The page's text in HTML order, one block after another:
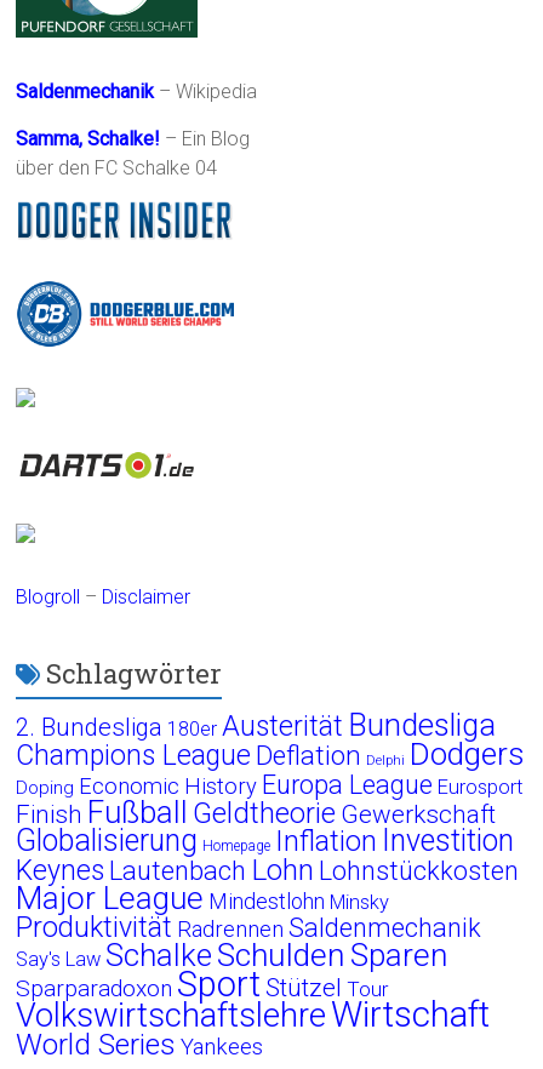
Saldenmechanik– Wikipedia
Samma, Schalke! – Ein Blog
über den FC Schalke 04
Blogroll – Disclaimer
Schlagwörter
2. Bundesliga 180er Austerität Bundesliga
Champions League Deflation Delphi Dodgers
Doping Economic History Europa League Eurosport
Finish Fußball Geldtheorie Gewerkschaft
Globalisierung Homepage Inflation Investition
Keynes Lautenbach Lohn Lohnstückkosten
Major League Mindestlohn Minsky
Produktivität Radrennen Saldenmechanik
Say's Law Schalke Schulden Sparen
Sparparadoxon Sport Stützel Tour
VolkswirtschaftslehreWirtschaft
World Series Yankees